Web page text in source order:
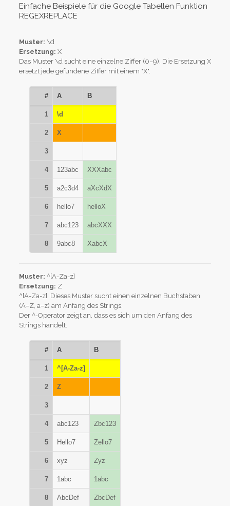
Einfache Beispiele für die Google Tabellen Funktion
REGEXREPLACE
Muster: \d
Ersetzung: X
Das Muster \d sucht eine einzelne Ziffer (0–9). Die Ersetzung X
ersetzt jede gefundene Ziffer mit einem "X".
# A B
1 \d
2 X
3
4 123abc XXXabc
5 a2c3d4 aXcXdX
6 hello7 helloX
7 abc123 abcXXX
8 9abc8 XabcX
Muster: ^[A-Za-z]
Ersetzung: Z
^[A-Za-z]: Dieses Muster sucht einen einzelnen Buchstaben
(A–Z, a–z) am Anfang des Strings.
Der ^-Operator zeigt an, dass es sich um den Anfang des
Strings handelt.
# A B
1 ^[A-Za-z]
2 Z
3
4 abc123 Zbc123
5 Hello7 Zello7
6 xyz Zyz
7 1abc 1abc
8 AbcDef ZbcDef